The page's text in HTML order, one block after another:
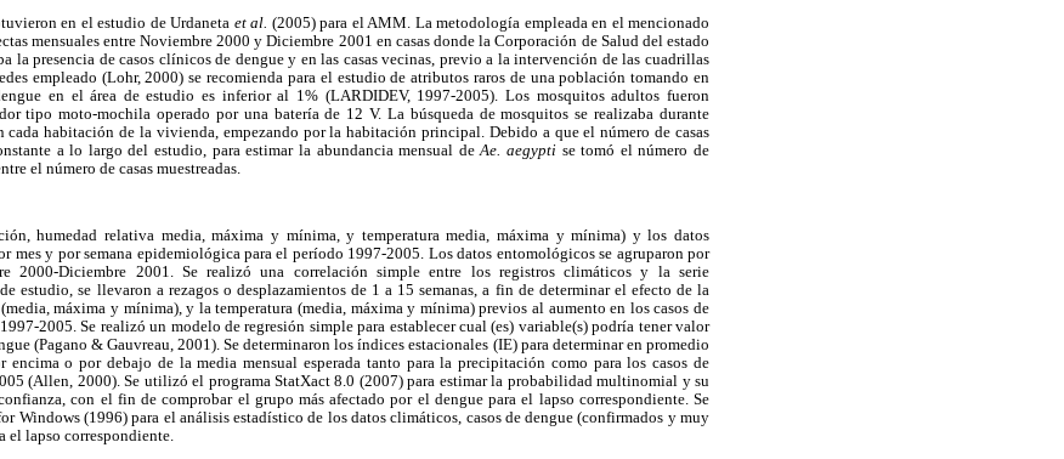
en el estudio de Urdaneta et al. (2005) para el AMM. La metodología empleada en el mencionado
mensuales entre Noviembre 2000 y Diciembre 2001 en casas donde la Corporación de Salud del estado
la presencia de casos clínicos de dengue y en las casas vecinas, previo a la intervención de las cuadrillas
empleado (Lohr, 2000) se recomienda para el estudio de atributos raros de una población tomando en
en el área de estudio es inferior al 1% (LARDIDEV, 1997-2005). Los mosquitos adultos fueron
tipo moto-mochila operado por una batería de 12 V. La búsqueda de mosquitos se realizaba durante
cada habitación de la vivienda, empezando por la habitación principal. Debido a que el número de casas
a lo largo del estudio, para estimar la abundancia mensual deAe. aegypti se tomó el número de
el número de casas muestreadas.
humedad relativa media, máxima y mínima, y temperatura media, máxima y mínima) y los datos
mes y por semana epidemiológica para el período 1997-2005. Los datos entomológicos se agruparon por
2000-Diciembre 2001. Se realizó una correlación simple entre los registros climáticos y la serie
estudio, se llevaron a rezagos o desplazamientos de 1 a 15 semanas, a fin de determinar el efecto de la
máxima y mínima), y la temperatura (media, máxima y mínima) previos al aumento en los casos de
2005. Se realizó un modelo de regresión simple para establecer cual (es) variable(s) podría tener valor
(Pagano & Gauvreau, 2001). Se determinaron los índices estacionales (IE) para determinar en promedio
encima o por debajo de la media mensual esperada tanto para la precipitación como para los casos de
(Allen, 2000). Se utilizó el programa StatXact 8.0 (2007) para estimar la probabilidad multinomial y su
con el fin de comprobar el grupo más afectado por el dengue para el lapso correspondiente. Se
Windows (1996) para el análisis estadístico de los datos climáticos, casos de dengue (confirmados y muy
el lapso correspondiente.